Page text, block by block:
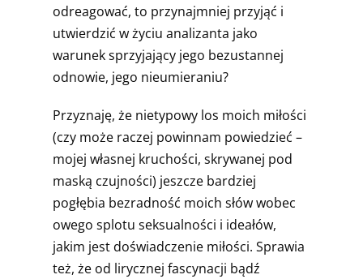
odreagować, to przynajmniej przyjąć i
utwierdzić w życiu analizanta jako
warunek sprzyjający jego bezustannej
odnowie, jego nieumieraniu?
Przyznaję, że nietypowy los moich miłości
(czy może raczej powinnam powiedzieć –
mojej własnej kruchości, skrywanej pod
maską czujności) jeszcze bardziej
pogłębia bezradność moich słów wobec
owego splotu seksualności i ideałów,
jakim jest doświadczenie miłości. Sprawia
też, że od lirycznej fascynacji bądź